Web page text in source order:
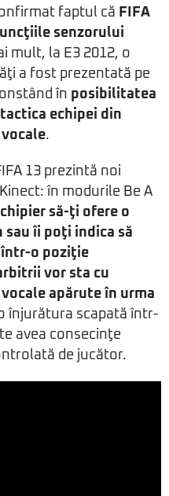
faptul că FIFA
senzorului
mult, la E3 2012, o
a fost prezentată pe
în posibilitatea
echipei din
.
13 prezintă noi
în modurile Be A
să-ţi ofere o
îi poţi indica să
într-o poziţie
vor sta cu
apărute în urma
înjurătura scapată într-
avea consecinţe
de jucător.